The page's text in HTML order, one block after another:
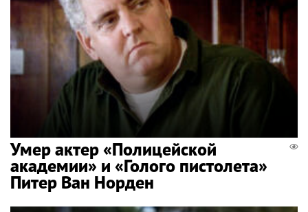
Умер актер «Полицейской
академии» и «Голого пистолета»
Питер Ван Норден